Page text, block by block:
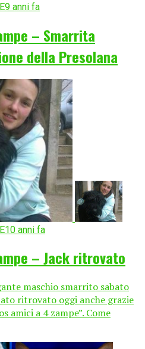
9 anni fa
– Smarrita
della Presolana
10 anni fa
– Jack ritrovato
maschio smarrito sabato
ritrovato oggi anche grazie
amici a 4 zampe”. Come